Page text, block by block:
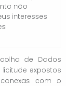
não
interesses
de Dados
expostos
com o